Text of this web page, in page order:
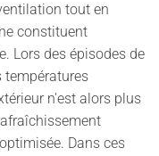
tout en
constituent
Lors des épisodes de
températures
n'est alors plus
Dans ces